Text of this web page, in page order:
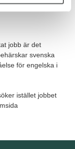
jobb är det
svenska
för engelska i
istället jobbet